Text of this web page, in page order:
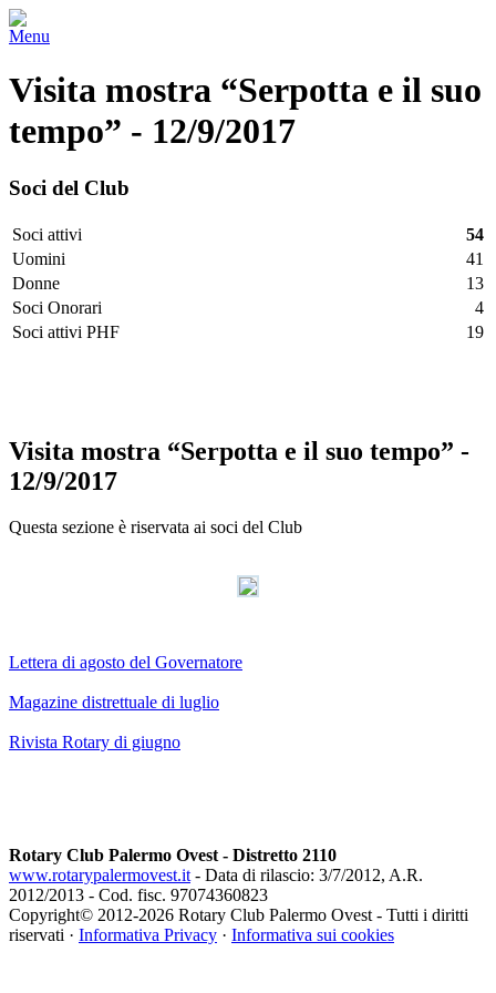
Menu
Visita mostra “Serpotta e il suo
tempo” - 12/9/2017
Soci del Club
Soci attivi
54
Uomini
41
Donne
13
Soci Onorari
4
Soci attivi PHF
19
Visita mostra “Serpotta e il suo tempo” -
12/9/2017
Questa sezione è riservata ai soci del Club
Kekeljevic.
Lettera di agosto del Governatore
Magazine distrettuale di luglio
Rivista Rotary di giugno
Rotary Club Palermo Ovest - Distretto 2110
www.rotarypalermovest.it- Data di rilascio: 3/7/2012, A.R.
2012/2013 - Cod. fisc. 97074360823
Copyright© 2012-2026 Rotary Club Palermo Ovest - Tutti i diritti
riservati · Informativa Privacy · Informativa sui cookies